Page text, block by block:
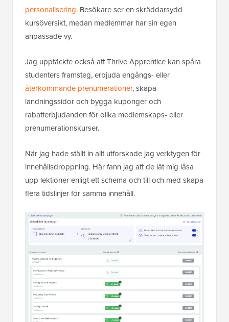
personalisering. Besökare ser en skräddarsydd
kursöversikt, medan medlemmar har sin egen
anpassade vy.
Jag upptäckte också att Thrive Apprentice kan spåra
studenters framsteg, erbjuda engångs- eller
återkommande prenumerationer, skapa
landningssidor och bygga kuponger och
rabatterbjudanden för olika medlemskaps- eller
prenumerationskurser.
När jag hade ställt in allt utforskade jag verktygen för
innehållsdroppning. Här fann jag att de lät mig låsa
upp lektioner enligt ett schema och till och med skapa
flera tidslinjer för samma innehåll.